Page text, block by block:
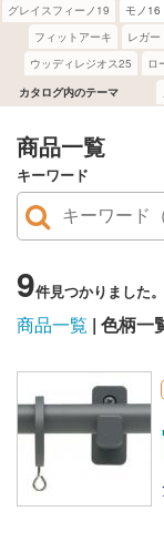
カタログ内のテーマ
ウッディレジオス25 ロ
フィットアーキ レガー
グレイスフィーノ19 モノ16
商品一覧
キーワード
9件見つかりました
商品一覧 色柄一